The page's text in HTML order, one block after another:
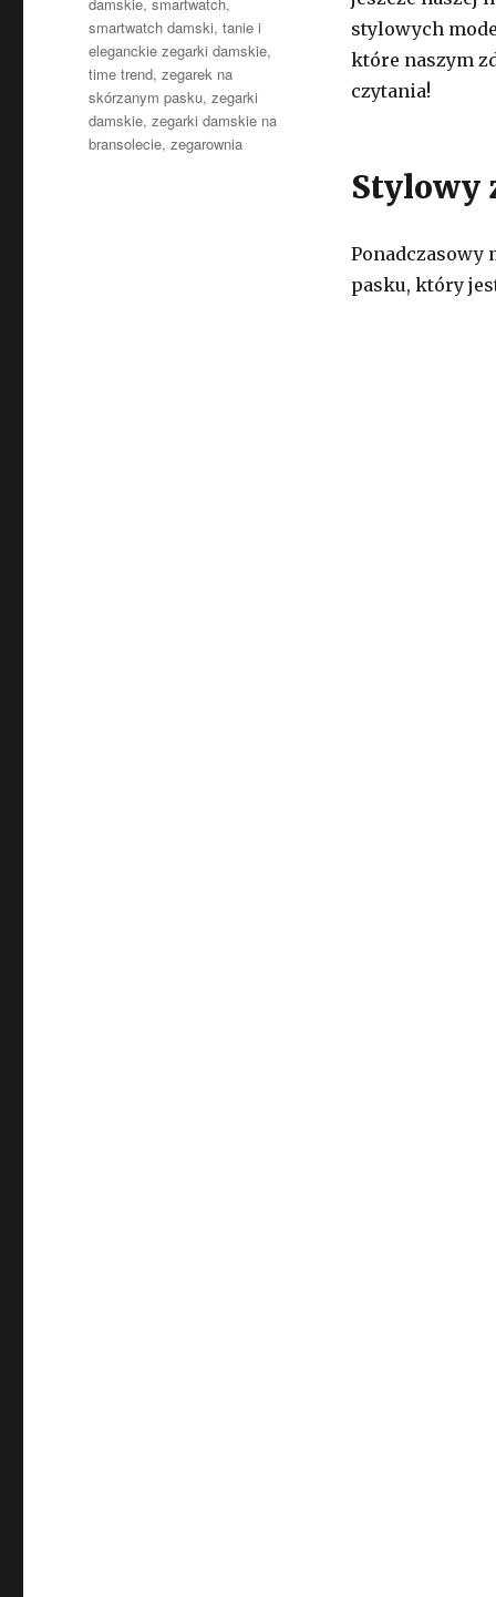
stylowych
które naszym
czytania!
Stylowy
Ponadczasowy
pasku, który
smartwatch damski,tanie i
eleganckie zegarki damskie,
time trend,zegarek na
skórzanym pasku,zegarki
damskie,zegarki damskie na
bransolecie,zegarownia